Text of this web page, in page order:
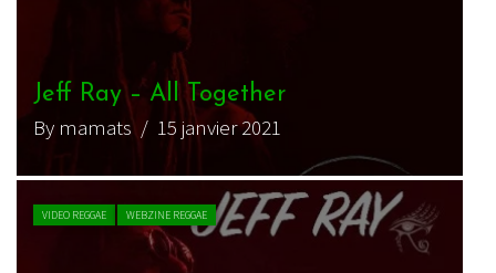
Jeff Ray – All Together
By mamats/ 15 janvier 2021
VIDEO REGGAE WEBZINE REGGAE